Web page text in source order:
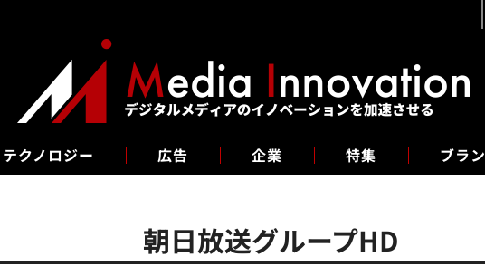
テクノロジー 広告 企業 特集 ブラ
朝日放送グループHD